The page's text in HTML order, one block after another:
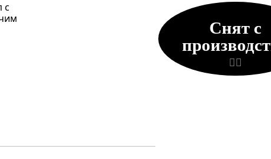
Снят с
с